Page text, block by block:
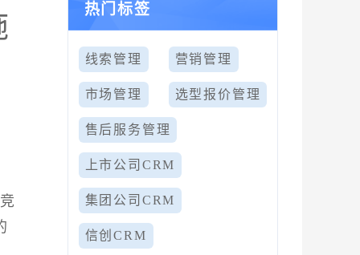
热门标签
线索管理 营销管理
市场管理 选型报价管理
售后服务管理
上市公司CRM
集团公司CRM
信创CRM